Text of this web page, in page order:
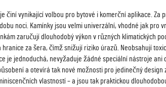
činí vynikající volbou pro bytové i komerční aplikace.
noci. Kamínky jsou velmi univerzální, vhodné jak
zaručují dlouhodobý výkon v různých klimatických
za šera, čímž snižují riziko úrazů. Neobsahují
jednoduchá, nevyžaduje žádné speciální nástroje
a otevírá tak nové možnosti pro jedinečný
vlastností – a jsou tak praktickou